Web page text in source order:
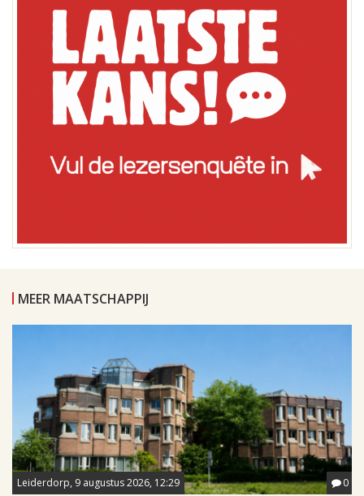
MEER MAATSCHAPPIJ
Leiderdorp, 9 augustus 2026, 12:29 0